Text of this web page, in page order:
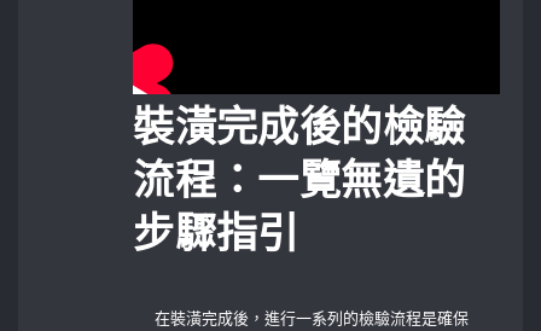
裝潢完成後的檢驗
流程：一覽無遺的
步驟指引
在裝潢完成後，進行一系列的檢驗流程是確保